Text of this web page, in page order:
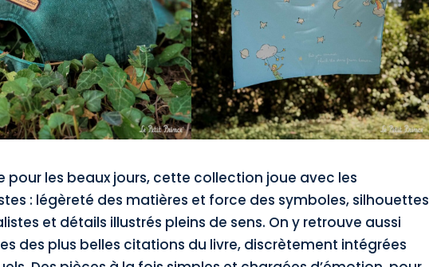
pour les beaux jours, cette collection joue avec les
: légèreté des matières et force des symboles, silhouettes
et détails illustrés pleins de sens. On y retrouve aussi
des plus belles citations du livre, discrètement intégrées